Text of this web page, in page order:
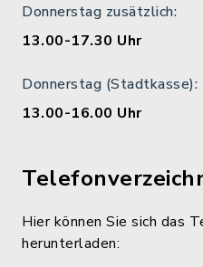
Donnerstag zusätzlich:
13.00-17.30 Uhr
Donnerstag (Stadtkasse):
13.00-16.00 Uhr
Hier können Sie sich das
herunterladen: